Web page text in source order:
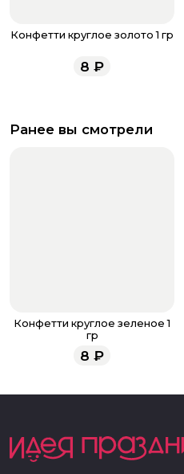
Конфетти круглое золото 1 гр
8 ₽
Ранее вы смотрели
Конфетти круглое зеленое 1
гр
8 ₽